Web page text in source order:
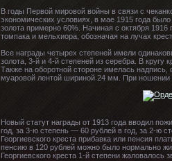
В годы Первой мировой войны в связи с
экономических условиях, в мае 1915 года
золота примерно 60%. Начиная с октября 1916
томпака и мельхиора, обозначая на лучах
Все награды четырех степеней имели
золота, 3-й и 4-й степеней из серебра. В кругу
Также на оборотной стороне имелась надпись,
муаровой лентой шириной 24 мм. При
Новый статут награды от 1913 года вводил
год, за 3-ю степень — 60 рублей в год, за 2-ю
Георгиевского креста прибавка или пенсия
пенсию в 120 рублей можно было нормально
Георгиевского креста 1-й степени